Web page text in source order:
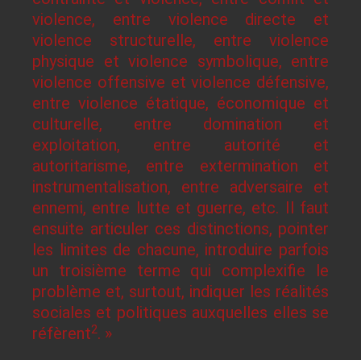
violence, entre violence directe et
violence structurelle, entre violence
physique et violence symbolique, entre
violence offensive et violence défensive,
entre violence étatique, économique et
culturelle, entre domination et
exploitation, entre autorité et
autoritarisme, entre extermination et
instrumentalisation, entre adversaire et
ennemi, entre lutte et guerre, etc. Il faut
ensuite articuler ces distinctions, pointer
les limites de chacune, introduire parfois
un troisième terme qui complexifie le
problème et, surtout, indiquer les réalités
sociales et politiques auxquelles elles se
réfèrent2. »